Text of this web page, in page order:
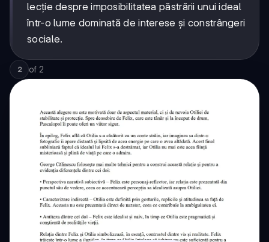
lecție despre imposibilitatea păstrării unui ideal
într-o lume dominată de interese și constrângeri
sociale.
2 of 2